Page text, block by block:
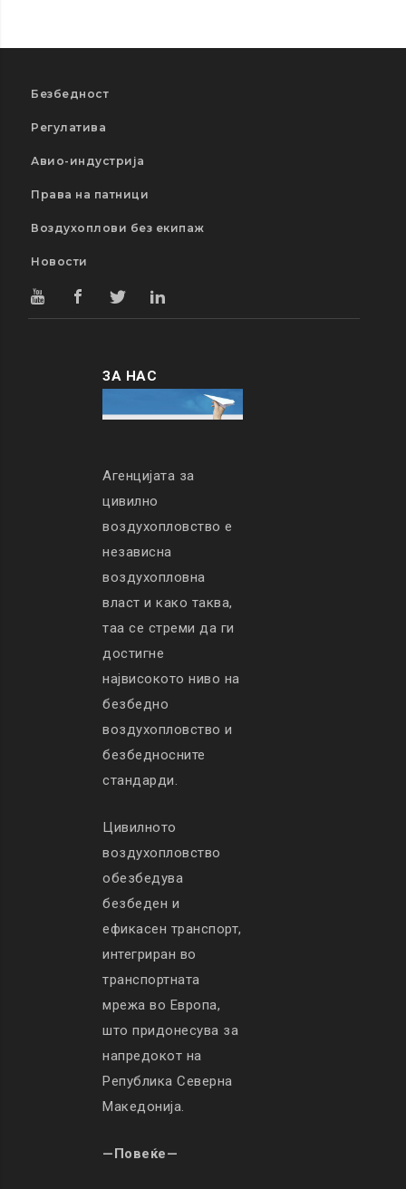
Безбедност
Регулатива
Авио-индустрија
Права на патници
Воздухоплови без екипаж
Новости
ЗА НАС
Агенцијата за
цивилно
воздухопловство е
независна
воздухопловна
власт и како таква,
таа се стреми да ги
достигне
највисокото ниво на
безбедно
воздухопловство и
безбедносните
стандарди.
Цивилното
воздухопловство
обезбедува
безбеден и
ефикасен транспорт,
интегриран во
транспортната
мрежа во Европа,
што придонесува за
напредокот на
Република Северна
Македонија.
—Повеќе—